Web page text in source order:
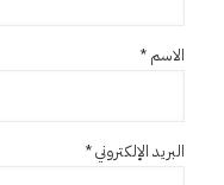
الاسم *
البريد الإلكتروني*